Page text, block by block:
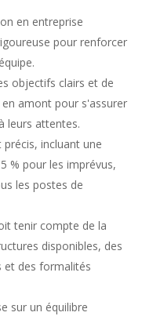
en entreprise
pour renforcer
objectifs clairs et de
amont pour s'assurer
leurs attentes.
incluant une
% pour les imprévus,
les postes de
tenir compte de la
disponibles, des
et des formalités
sur un équilibre